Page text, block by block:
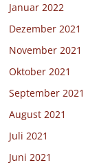
Januar 2022
Dezember 2021
November 2021
Oktober 2021
September 2021
August 2021
Juli 2021
Juni 2021